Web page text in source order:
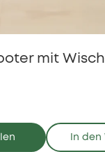
mit
In den